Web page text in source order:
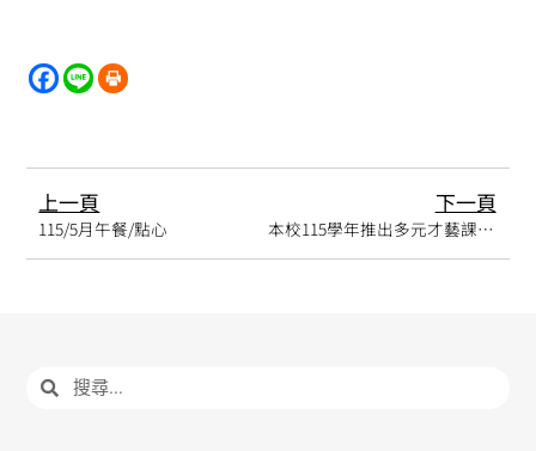
上一頁
115/5月午餐/點心
下一頁
本校115學年推出多元才藝課程，歡迎家長與孩子一同參與探索，讓學習生活更加豐富有趣！